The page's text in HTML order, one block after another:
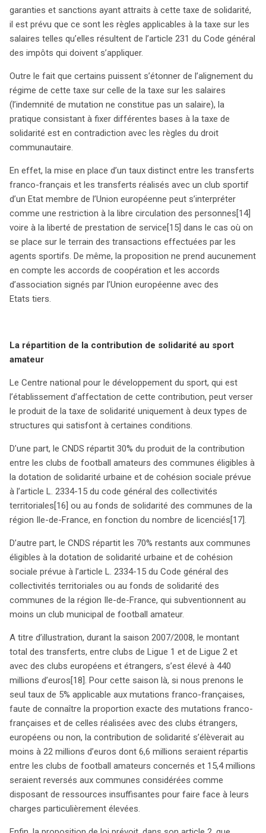
garanties et sanctions ayant attraits à cette taxe de solidarité,
il est prévu que ce sont les règles applicables à la taxe sur les
salaires telles qu’elles résultent de l’article 231 du Code général
des impôts qui doivent s’appliquer.
Outre le fait que certains puissent s’étonner de l’alignement du
régime de cette taxe sur celle de la taxe sur les salaires
(l’indemnité de mutation ne constitue pas un salaire), la
pratique consistant à fixer différentes bases à la taxe de
solidarité est en contradiction avec les règles du droit
communautaire.
En effet, la mise en place d’un taux distinct entre les transferts
franco-français et les transferts réalisés avec un club sportif
d’un Etat membre de l’Union européenne peut s’interpréter
comme une restriction à la libre circulation des personnes[14]
voire à la liberté de prestation de service[15] dans le cas où on
se place sur le terrain des transactions effectuées par les
agents sportifs. De même, la proposition ne prend aucunement
en compte les accords de coopération et les accords
d’association signés par l’Union européenne avec des
Etats tiers.
La répartition de la contribution de solidarité au sport
amateur
Le Centre national pour le développement du sport, qui est
l’établissement d’affectation de cette contribution, peut verser
le produit de la taxe de solidarité uniquement à deux types de
structures qui satisfont à certaines conditions.
D’une part, le CNDS répartit 30% du produit de la contribution
entre les clubs de football amateurs des communes éligibles à
la dotation de solidarité urbaine et de cohésion sociale prévue
à l’article L. 2334-15 du code général des collectivités
territoriales[16] ou au fonds de solidarité des communes de la
région Ile-de-France, en fonction du nombre de licenciés[17].
D’autre part, le CNDS répartit les 70% restants aux communes
éligibles à la dotation de solidarité urbaine et de cohésion
sociale prévue à l’article L. 2334-15 du Code général des
collectivités territoriales ou au fonds de solidarité des
communes de la région Ile-de-France, qui subventionnent au
moins un club municipal de football amateur.
A titre d’illustration, durant la saison 2007/2008, le montant
total des transferts, entre clubs de Ligue 1 et de Ligue 2 et
avec des clubs européens et étrangers, s’est élevé à 440
millions d’euros[18]. Pour cette saison là, si nous prenons le
seul taux de 5% applicable aux mutations franco-françaises,
faute de connaître la proportion exacte des mutations franco-
françaises et de celles réalisées avec des clubs étrangers,
européens ou non, la contribution de solidarité s’élèverait au
moins à 22 millions d’euros dont 6,6 millions seraient répartis
entre les clubs de football amateurs concernés et 15,4 millions
seraient reversés aux communes considérées comme
disposant de ressources insuffisantes pour faire face à leurs
charges particulièrement élevées.